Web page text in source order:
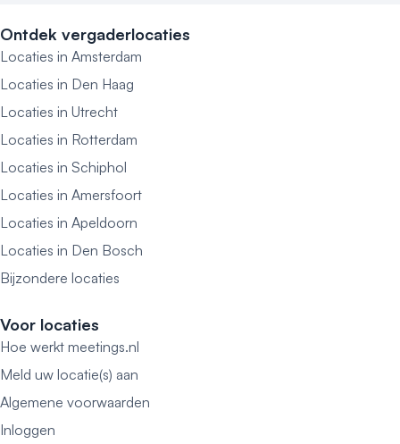
Ontdek vergaderlocaties
Locaties in Amsterdam
Locaties in Den Haag
Locaties in Utrecht
Locaties in Rotterdam
Locaties in Schiphol
Locaties in Amersfoort
Locaties in Apeldoorn
Locaties in Den Bosch
Bijzondere locaties
Voor locaties
Hoe werkt meetings.nl
Meld uw locatie(s) aan
Algemene voorwaarden
Inloggen